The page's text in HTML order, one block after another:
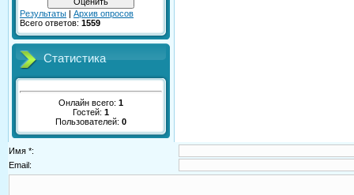
Результаты | Архив опросов
Всего ответов: 1559
Статистика
Онлайн всего: 1
Гостей: 1
Пользователей: 0
Имя *:
Email: